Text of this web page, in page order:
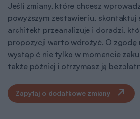
Jeśli zmiany, które chcesz
powyższym zestawieniu, skontaktuj
architekt przeanalizuje i doradzi,
propozycji warto wdrożyć. O zgodę
wystąpić nie tylko w momencie
także później i otrzymasz ją
Zapytaj o dodatkowe zmiany